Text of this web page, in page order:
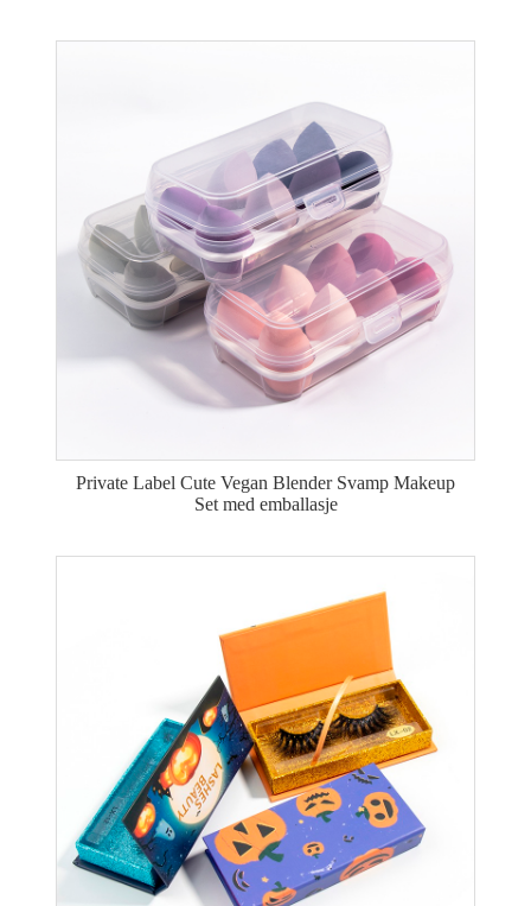
Private Label Cute Vegan Blender Svamp Makeup
Set med emballasje